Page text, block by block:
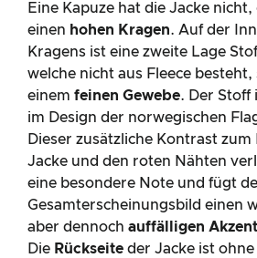
Eine Kapuze hat die Jacke
einen hohen Kragen. Auf der
Kragens ist eine zweite Lage
welche nicht aus Fleece
einem feinen Gewebe. Der Stoff
im Design der norwegischen
Dieser zusätzliche Kontrast
Jacke und den roten Nähten
eine besondere Note und fügt
Gesamterscheinungsbild einen
aber dennoch auffälligen Akzent
Die Rückseite der Jacke ist